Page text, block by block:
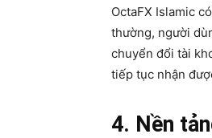
OctaFX Islamic
thường, người
chuyển đổi tài
tiếp tục nhận
4. Nền